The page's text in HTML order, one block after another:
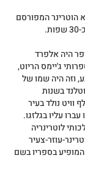
הוטרינר המפורסם
היה אלפרד
ג'יימס הריוט,
וזה היה שמו של
בשנות
וויט נולד בעיר
עליו בגלזגו.
לוטרינריה
עוזר-צעיר
המופיע בספריו בשם